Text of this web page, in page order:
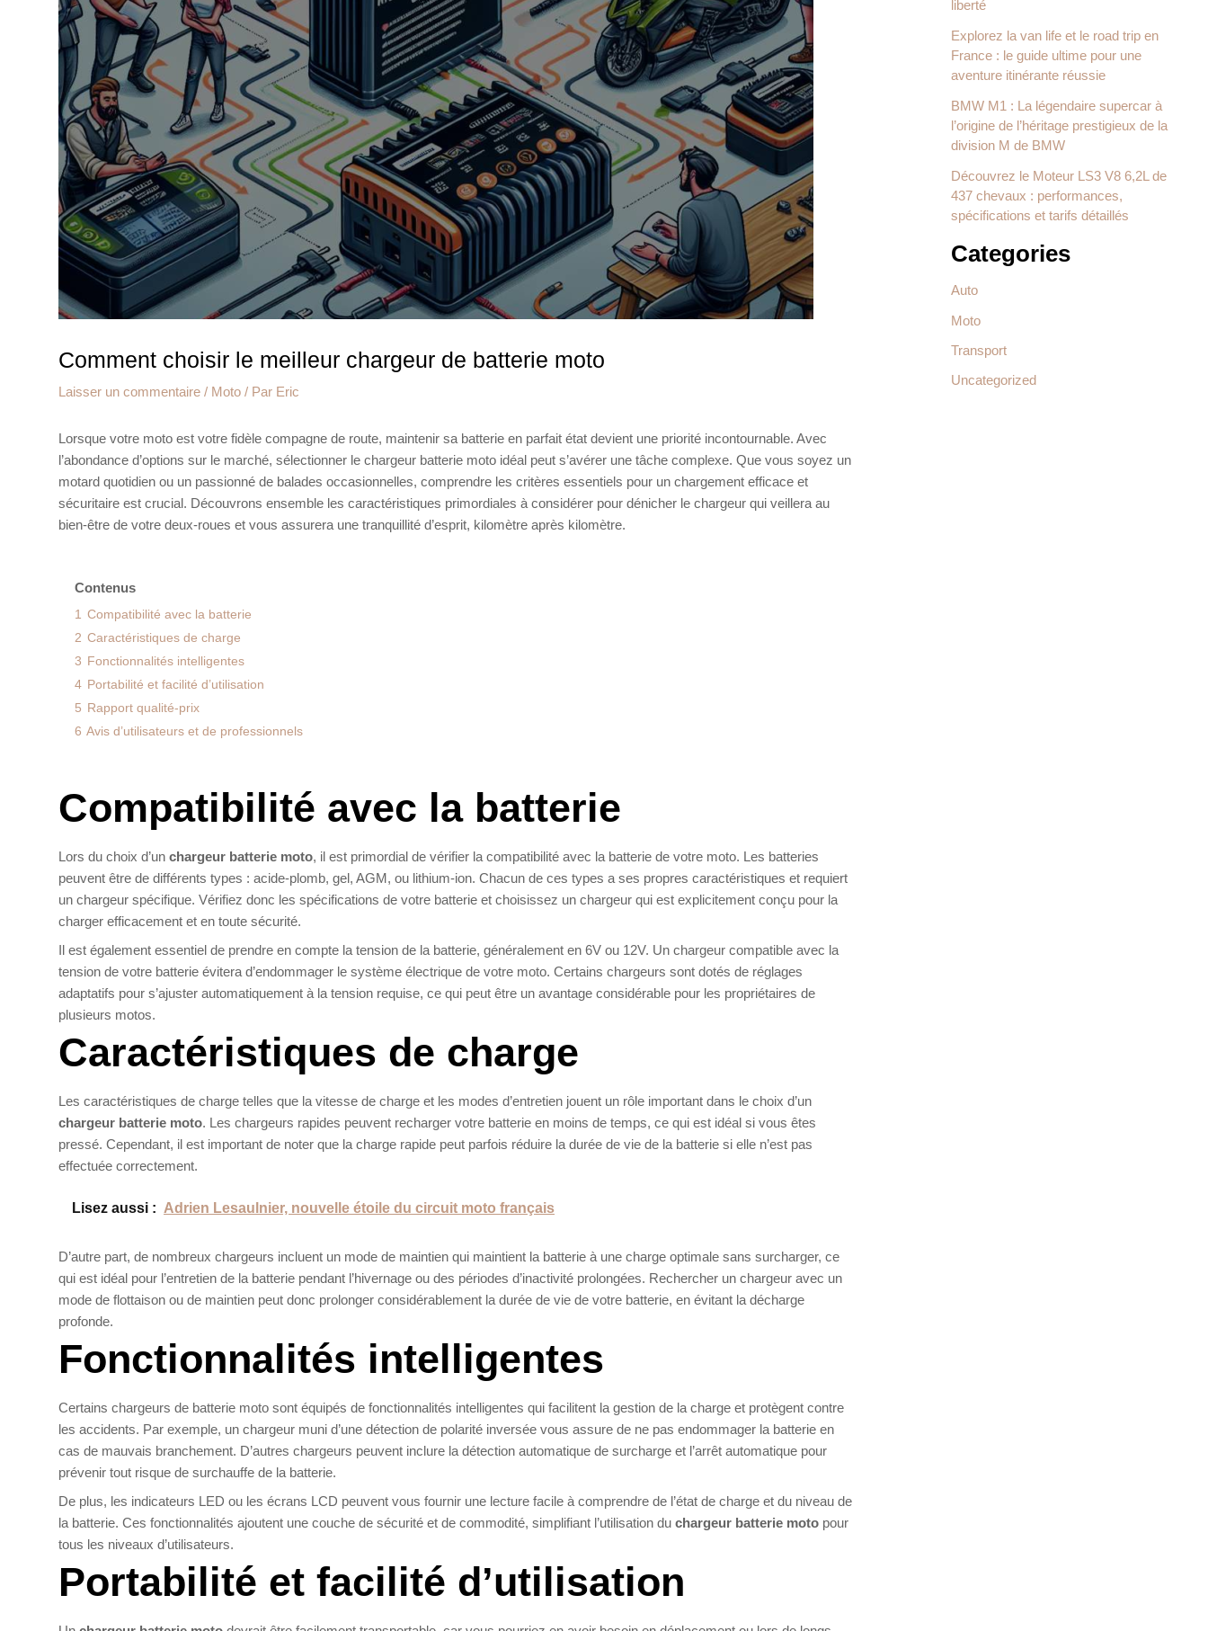
Comment choisir le meilleur chargeur de batterie moto
Laisser un commentaire / Moto / Par Eric
Lorsque votre moto est votre fidèle compagne de route, maintenir sa batterie en parfait état devient une priorité incontournable. Avec
l’abondance d’options sur le marché, sélectionner le chargeur batterie moto idéal peut s’avérer une tâche complexe. Que vous soyez un
motard quotidien ou un passionné de balades occasionnelles, comprendre les critères essentiels pour un chargement efficace et
sécuritaire est crucial. Découvrons ensemble les caractéristiques primordiales à considérer pour dénicher le chargeur qui veillera au
bien-être de votre deux-roues et vous assurera une tranquillité d’esprit, kilomètre après kilomètre.
Contenus
1 Compatibilité avec la batterie
2 Caractéristiques de charge
3 Fonctionnalités intelligentes
4 Portabilité et facilité d’utilisation
5 Rapport qualité-prix
6 Avis d’utilisateurs et de professionnels
Compatibilité avec la batterie
Lors du choix d’un chargeur batterie moto, il est primordial de vérifier la compatibilité avec la batterie de votre moto. Les batteries
peuvent être de différents types : acide-plomb, gel, AGM, ou lithium-ion. Chacun de ces types a ses propres caractéristiques et requiert
un chargeur spécifique. Vérifiez donc les spécifications de votre batterie et choisissez un chargeur qui est explicitement conçu pour la
charger efficacement et en toute sécurité.
Il est également essentiel de prendre en compte la tension de la batterie, généralement en 6V ou 12V. Un chargeur compatible avec la
tension de votre batterie évitera d’endommager le système électrique de votre moto. Certains chargeurs sont dotés de réglages
adaptatifs pour s’ajuster automatiquement à la tension requise, ce qui peut être un avantage considérable pour les propriétaires de
plusieurs motos.
Caractéristiques de charge
Les caractéristiques de charge telles que la vitesse de charge et les modes d’entretien jouent un rôle important dans le choix d’un
chargeur batterie moto. Les chargeurs rapides peuvent recharger votre batterie en moins de temps, ce qui est idéal si vous êtes
pressé. Cependant, il est important de noter que la charge rapide peut parfois réduire la durée de vie de la batterie si elle n’est pas
effectuée correctement.
Lisez aussi : Adrien Lesaulnier, nouvelle étoile du circuit moto français
D’autre part, de nombreux chargeurs incluent un mode de maintien qui maintient la batterie à une charge optimale sans surcharger, ce
qui est idéal pour l’entretien de la batterie pendant l’hivernage ou des périodes d’inactivité prolongées. Rechercher un chargeur avec un
mode de flottaison ou de maintien peut donc prolonger considérablement la durée de vie de votre batterie, en évitant la décharge
profonde.
Fonctionnalités intelligentes
Certains chargeurs de batterie moto sont équipés de fonctionnalités intelligentes qui facilitent la gestion de la charge et protègent contre
les accidents. Par exemple, un chargeur muni d’une détection de polarité inversée vous assure de ne pas endommager la batterie en
cas de mauvais branchement. D’autres chargeurs peuvent inclure la détection automatique de surcharge et l’arrêt automatique pour
prévenir tout risque de surchauffe de la batterie.
De plus, les indicateurs LED ou les écrans LCD peuvent vous fournir une lecture facile à comprendre de l’état de charge et du niveau de
la batterie. Ces fonctionnalités ajoutent une couche de sécurité et de commodité, simplifiant l’utilisation du chargeur batterie moto pour
tous les niveaux d’utilisateurs.
Portabilité et facilité d’utilisation
liberté
Explorez la van life et le road trip en
France : le guide ultime pour une
aventure itinérante réussie
BMW M1 : La légendaire supercar à
l’origine de l’héritage prestigieux de la
division M de BMW
Découvrez le Moteur LS3 V8 6,2L de
437 chevaux : performances,
spécifications et tarifs détaillés
Categories
Auto
Moto
Transport
Uncategorized